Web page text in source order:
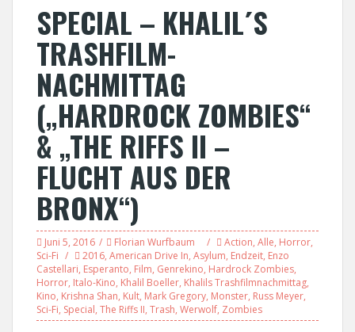
SPECIAL – KHALIL´S
TRASHFILM-
NACHMITTAG
(„HARDROCK ZOMBIES“
& „THE RIFFS II –
FLUCHT AUS DER
BRONX“)
Juni 5, 2016 Florian Wurfbaum Action, Alle, Horror,
Sci-Fi
2016, American Drive In, Asylum, Endzeit, Enzo
Castellari, Esperanto, Film, Genrekino, Hardrock Zombies,
Horror, Italo-Kino, Khalil Boeller, Khalils Trashfilmnachmittag,
Kino, Krishna Shan, Kult, Mark Gregory, Monster, Russ Meyer,
Sci-Fi, Special, The Riffs II, Trash, Werwolf, Zombies